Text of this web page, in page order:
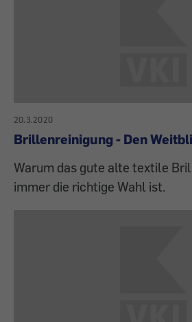
20.3.2020
Brillenreinigung - Den
Warum das gute alte textile
immer die richtige Wahl ist.